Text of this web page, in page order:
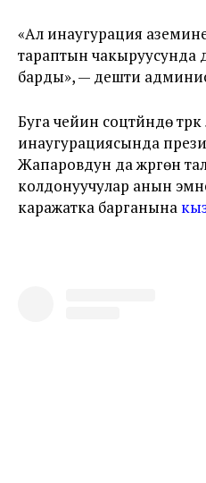
«Ал инаугурация
тараптын чакыруусунда
барды», — дешти
Буга чейин соцтүйүндө
инаугурациясында
Жапаровдун да жүргөнү
колдонуучулар анын
каражатка барганына